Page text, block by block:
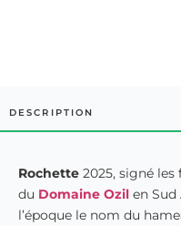
DESCRIPTION
Rochette 2025, signé
du Domaine Ozil en Sud
l’époque le nom du